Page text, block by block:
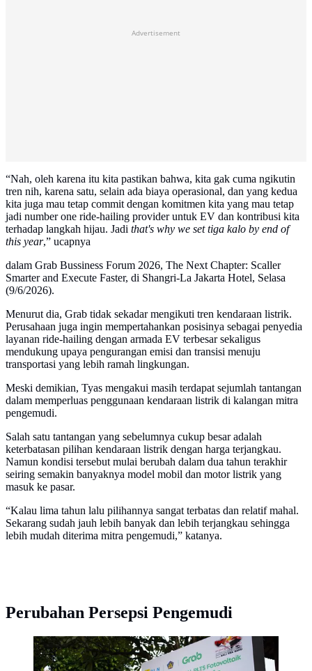
Advertisement
“Nah, oleh karena itu kita pastikan bahwa, kita gak cuma ngikutin
tren nih, karena satu, selain ada biaya operasional, dan yang kedua
kita juga mau tetap commit dengan komitmen kita yang mau tetap
jadi number one ride-hailing provider untuk EV dan kontribusi kita
terhadap langkah hijau. Jadi that's why we set tiga kalo by end of
this year,” ucapnya
dalam Grab Bussiness Forum 2026, The Next Chapter: Scaller
Smarter and Execute Faster, di Shangri-La Jakarta Hotel, Selasa
(9/6/2026).
Menurut dia, Grab tidak sekadar mengikuti tren kendaraan listrik.
Perusahaan juga ingin mempertahankan posisinya sebagai penyedia
layanan ride-hailing dengan armada EV terbesar sekaligus
mendukung upaya pengurangan emisi dan transisi menuju
transportasi yang lebih ramah lingkungan.
Meski demikian, Tyas mengakui masih terdapat sejumlah tantangan
dalam memperluas penggunaan kendaraan listrik di kalangan mitra
pengemudi.
Salah satu tantangan yang sebelumnya cukup besar adalah
keterbatasan pilihan kendaraan listrik dengan harga terjangkau.
Namun kondisi tersebut mulai berubah dalam dua tahun terakhir
seiring semakin banyaknya model mobil dan motor listrik yang
masuk ke pasar.
“Kalau lima tahun lalu pilihannya sangat terbatas dan relatif mahal.
Sekarang sudah jauh lebih banyak dan lebih terjangkau sehingga
lebih mudah diterima mitra pengemudi,” katanya.
Perubahan Persepsi Pengemudi
Grab Hadirkan 30 Sepeda Motor Listrik di Bali. Dok:
Grab Indonesia